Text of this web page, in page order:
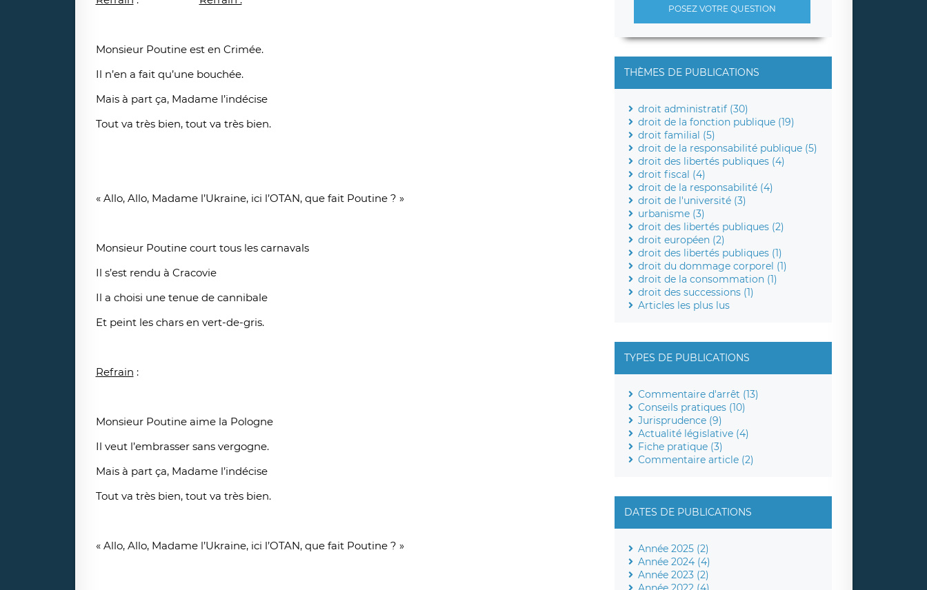
Monsieur Poutine est en Crimée.
Il n’en a fait qu’une bouchée.
Mais à part ça, Madame l’indécise
Tout va très bien, tout va très bien.
« Allo, Allo, Madame l’Ukraine, ici l’OTAN, que fait Poutine ? »
Monsieur Poutine court tous les carnavals
Il s’est rendu à Cracovie
Il a choisi une tenue de cannibale
Et peint les chars en vert-de-gris.
Refrain :
Monsieur Poutine aime la Pologne
Il veut l’embrasser sans vergogne.
Mais à part ça, Madame l’indécise
Tout va très bien, tout va très bien.
« Allo, Allo, Madame l’Ukraine, ici l’OTAN, que fait Poutine ? »
POSEZ VOTRE QUESTION
THÈMES DE PUBLICATIONS
droit administratif (30)
droit de la fonction publique (19)
droit familial (5)
droit de la responsabilité publique (5)
droit des libertés publiques (4)
droit fiscal (4)
droit de la responsabilité (4)
droit de l'université (3)
urbanisme (3)
droit des libertés publiques (2)
droit européen (2)
droit des libertés publiques (1)
droit du dommage corporel (1)
droit de la consommation (1)
droit des successions (1)
Articles les plus lus
TYPES DE PUBLICATIONS
Commentaire d'arrêt (13)
Conseils pratiques (10)
Jurisprudence (9)
Actualité législative (4)
Fiche pratique (3)
Commentaire article (2)
DATES DE PUBLICATIONS
Année 2025 (2)
Année 2024 (4)
Année 2023 (2)